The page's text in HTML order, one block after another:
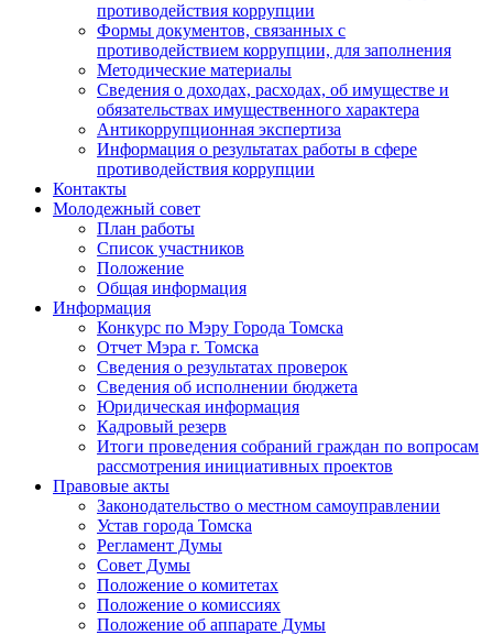
противодействия коррупции
Формы документов, связанных с
противодействием коррупции, для заполнения
Методические материалы
Сведения о доходах, расходах, об имуществе и
обязательствах имущественного характера
Антикоррупционная экспертиза
Информация о результатах работы в сфере
противодействия коррупции
Контакты
Молодежный совет
План работы
Список участников
Положение
Общая информация
Информация
Конкурс по Мэру Города Томска
Отчет Мэра г. Томска
Сведения о результатах проверок
Сведения об исполнении бюджета
Юридическая информация
Кадровый резерв
Итоги проведения собраний граждан по вопросам
рассмотрения инициативных проектов
Правовые акты
Законодательство о местном самоуправлении
Устав города Томска
Регламент Думы
Совет Думы
Положение о комитетах
Положение о комиссиях
Положение об аппарате Думы